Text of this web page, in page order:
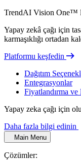
TrendAI Vision One™
Yapay zekâ çağı için
karmaşıklığı ortadan
Platformu keşfedin
Dağıtım
Entegrasyonlar
Fiyatlandırma ve
Yapay zeka çağı için
Daha fazla bilgi edinin
Main Menu
Çözümler: